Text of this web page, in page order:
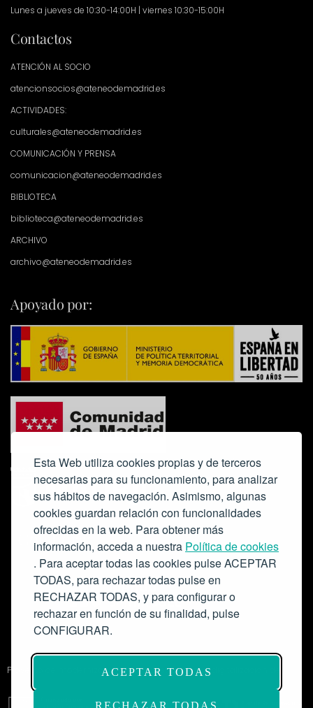
Esta Web utiliza cookies propias y de terceros
necesarias para su funcionamiento, para analizar
sus hábitos de navegación. Asimismo, algunas
cookies guardan relación con funcionalidades
ofrecidas en la web. Para obtener más
información, acceda a nuestra Política de cookies
. Para aceptar todas las cookies pulse ACEPTAR
TODAS, para rechazar todas pulse en
RECHAZAR TODAS, y para configurar o
rechazar en función de su finalidad, pulse
CONFIGURAR.
ACEPTAR TODAS
RECHAZAR TODAS
Lunes a jueves de 10:30-14:00H | viernes 10:30-15:00H
Contactos
ATENCIÓN AL SOCIO
atencionsocios@ateneodemadrid.es
ACTIVIDADES:
culturales@ateneodemadrid.es
COMUNICACIÓN Y PRENSA
comunicacion@ateneodemadrid.es
BIBLIOTECA
biblioteca@ateneodemadrid.es
ARCHIVO
archivo@ateneodemadrid.es
Apoyado por:
Colabora:
Proyecto de modernización de infraestructuras y digitalización del
Salón de Actos del Ateneo de Madrid como espacio escénico-musical.
Subvención: 175.000€